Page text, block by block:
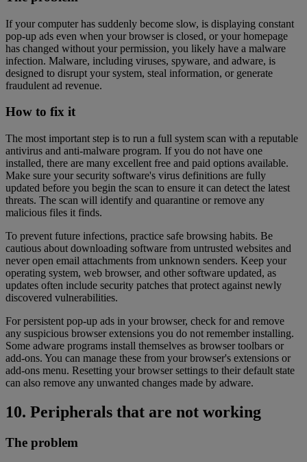
If your computer has suddenly become slow, is displaying constant
pop-up ads even when your browser is closed, or your homepage
has changed without your permission, you likely have a malware
infection. Malware, including viruses, spyware, and adware, is
designed to disrupt your system, steal information, or generate
fraudulent ad revenue.
How to fix it
The most important step is to run a full system scan with a reputable
antivirus and anti-malware program. If you do not have one
installed, there are many excellent free and paid options available.
Make sure your security software's virus definitions are fully
updated before you begin the scan to ensure it can detect the latest
threats. The scan will identify and quarantine or remove any
malicious files it finds.
To prevent future infections, practice safe browsing habits. Be
cautious about downloading software from untrusted websites and
never open email attachments from unknown senders. Keep your
operating system, web browser, and other software updated, as
updates often include security patches that protect against newly
discovered vulnerabilities.
For persistent pop-up ads in your browser, check for and remove
any suspicious browser extensions you do not remember installing.
Some adware programs install themselves as browser toolbars or
add-ons. You can manage these from your browser's extensions or
add-ons menu. Resetting your browser settings to their default state
can also remove any unwanted changes made by adware.
10. Peripherals that are not working
The problem